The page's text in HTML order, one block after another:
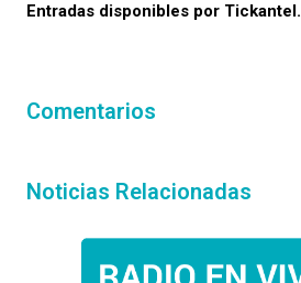
Entradas disponibles por Tickantel.
Comentarios
Noticias Relacionadas